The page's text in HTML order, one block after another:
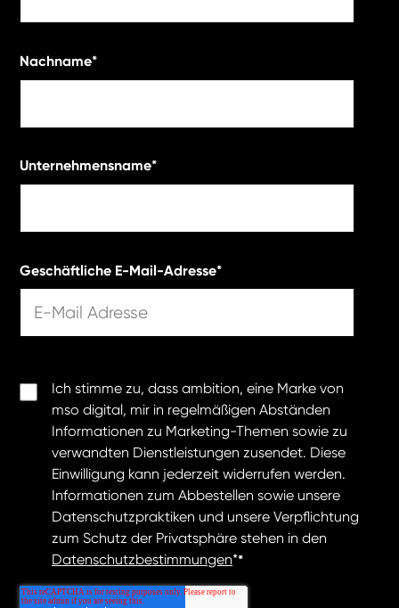
Nachname*
Unternehmensname*
Geschäftliche E-Mail-Adresse*
Ich stimme zu, dass ambition, eine Marke von
mso digital, mir in regelmäßigen Abständen
Informationen zu Marketing-Themen sowie zu
verwandten Dienstleistungen zusendet. Diese
Einwilligung kann jederzeit widerrufen werden.
Informationen zum Abbestellen sowie unsere
Datenschutzpraktiken und unsere Verpflichtung
zum Schutz der Privatsphäre stehen in den
Datenschutzbestimmungen**